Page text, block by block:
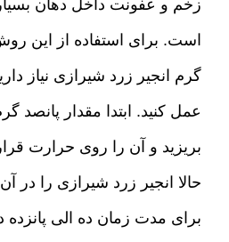
زخم و عفونت داخل دهان
است. برای استفاده از این
گرم انجیر زرد شیرازی نیاز
عمل کنید. ابتدا مقدار
بریزید و آن را روی حرارت
حالا انجیر زرد شیرازی را در
برای مدت زمان ده الی